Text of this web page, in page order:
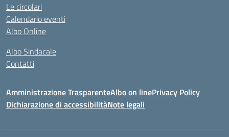
Le circolari
Calendario eventi
Albo Online
Albo Sindacale
Contatti
Amministrazione TrasparenteAlbo on linePrivacy Policy
Dichiarazione di accessibilitàNote legali